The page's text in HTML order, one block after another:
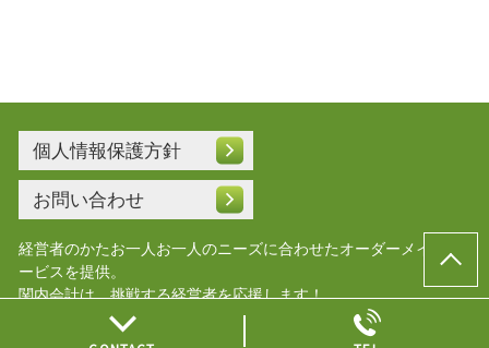
個人情報保護方針
お問い合わせ
経営者のかたお一人お一人のニーズに合わせたオーダーメイドサ
ービスを提供。
関内会計は、挑戦する経営者を応援します！
© 横浜会社設立.com